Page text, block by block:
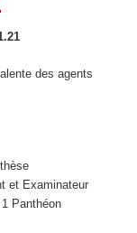
des agents
et Examinateur
Panthéon